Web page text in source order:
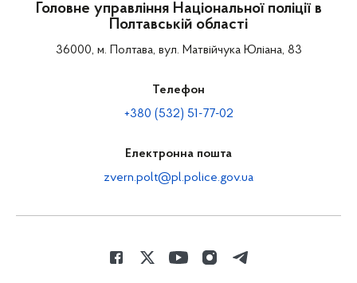
Головне управління Національної поліції в
Полтавській області
36000, м. Полтава, вул. Матвійчука Юліана, 83
Телефон
+380 (532) 51-77-02
Електронна пошта
zvern.polt@pl.police.gov.ua